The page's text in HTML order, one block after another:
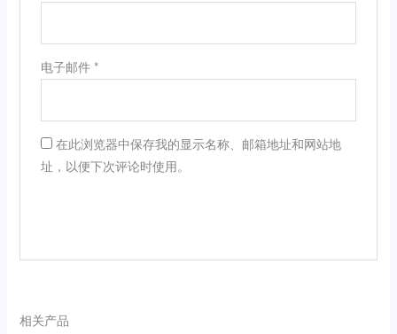
电子邮件 *
在此浏览器中保存我的显示名称、邮箱地址和网站地
址，以便下次评论时使用。
相关产品